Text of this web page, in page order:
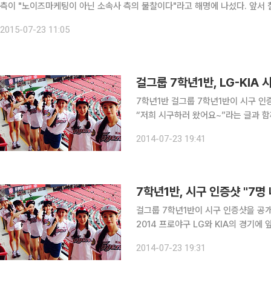
측이 "노이즈마케팅이 아닌 소속사 측의 불찰이다"라고 해명에 나섰다. 앞서 칠학년일반은 지난 9일 KNN 틴틴콘서트 녹화 도중 촬영된
2015-07-23 11:05
걸그룹 7학년1반, LG-KIA
7학년1반 걸그룹 7학년1반이 시구 인증샷을 공개했다. 7학년1반은 23일 오후 공식 트위터를 통해
“저희 시구하러 왔어요~”라는 글과 함께 한 장의 사진
주-KIA 챔피언스필드에서 열린 2014
2014-07-23 19:41
7학년1반, 시구 인증샷 "7명
걸그룹 7학년1반이 시구 인증샷을 공개했다. 7학년1반은 23일 광주 기아챔피언
2014 프로야구 LG와 KIA의 경기에
담겨 있다. 7학년1반 시구 인증샷을
2014-07-23 19:31